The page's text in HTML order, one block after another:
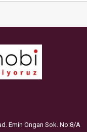
Emin Ongan Sok. No:8/A